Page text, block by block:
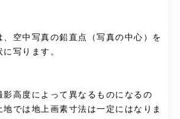
、空中写真の鉛直点（写真の中心）を
写ります。
影高度によって異なるものになるの
地では地上画素寸法は一定にはなりま